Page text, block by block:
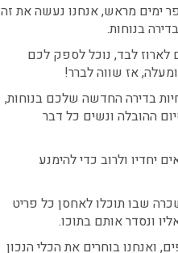
ימים מראש, אנחנו נעשה את זה
בנוחות.
לבד, נוכל לספק לכם
בדירה החדשה שלכם בנוחות,
ההובלה ונשים כל דבר
יחדיו ולרוב כדי להימנע
שבו תוכלו לאחסן כל פריט
ונסדר אותם בתוכו.
ואנחנו בוחרים את הכלי הנכון